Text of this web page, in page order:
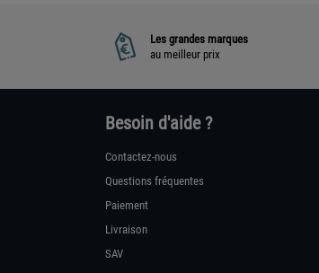
Les grandes marques
au meilleur prix
Besoin d'aide ?
Contactez-nous
Questions fréquentes
Paiement
Livraison
SAV